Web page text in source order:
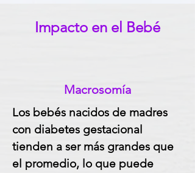
Impacto en el Bebé
Macrosomía
Los bebés nacidos de madres
con diabetes gestacional
tienden a ser más grandes que
el promedio, lo que puede